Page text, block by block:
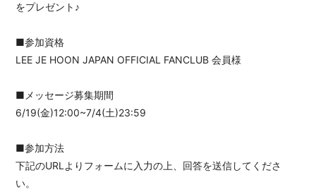
をプレゼント♪
■参加資格
LEE JE HOON JAPAN OFFICIAL FANCLUB 会員様
■メッセージ募集期間
6/19(金)12:00~7/4(土)23:59
■参加方法
下記のURLよりフォームに入力の上、回答を送信してくださ
い。